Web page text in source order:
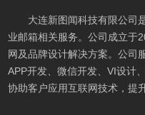
大连新图闻科技有限公司是
业邮箱相关服务。公司成立于
网及品牌设计解决方案。公司
APP开发、微信开发、VI设计
协助客户应用互联网技术，提